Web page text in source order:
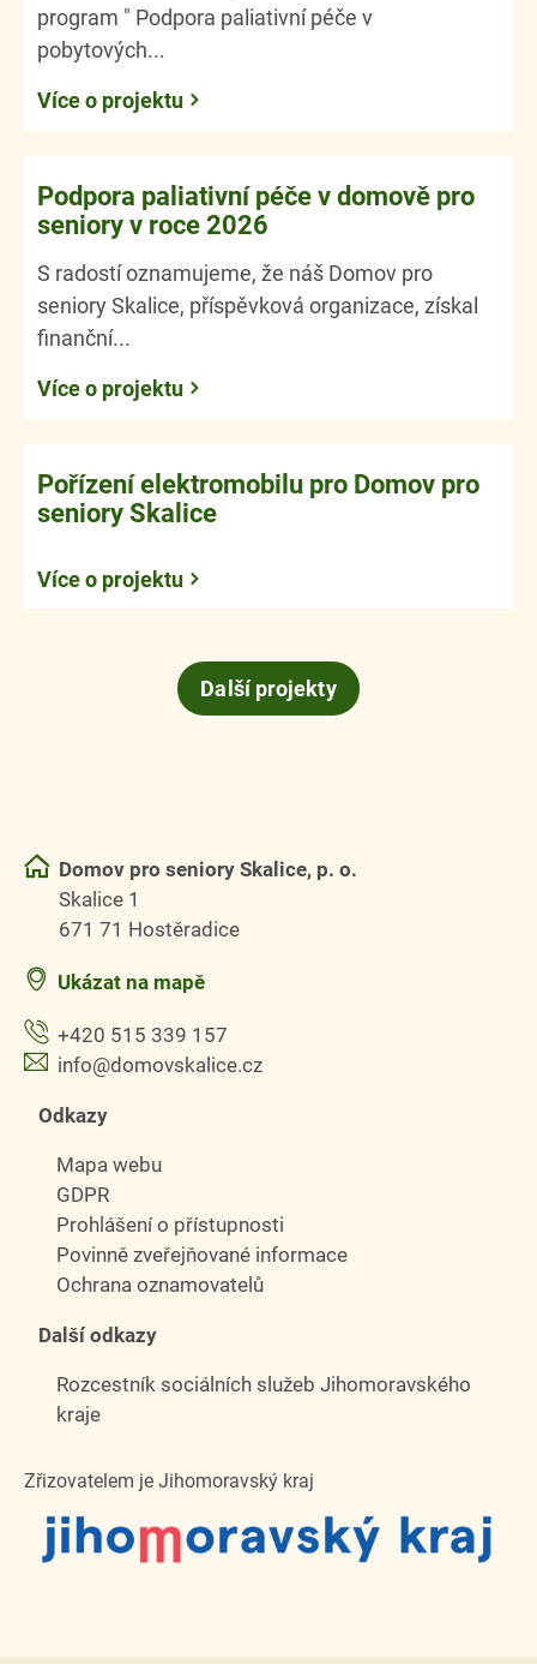
program " Podpora paliativní péče v
pobytových...
Více o projektu
Podpora paliativní péče v domově pro
seniory v roce 2026
S radostí oznamujeme, že náš Domov pro
seniory Skalice, příspěvková organizace, získal
finanční...
Více o projektu
Pořízení elektromobilu pro Domov pro
seniory Skalice
Více o projektu
Další projekty
Domov pro seniory Skalice, p. o.
Skalice 1
671 71 Hostěradice
Ukázat na mapě
+420 515 339 157
info@domovskalice.cz
Odkazy
Mapa webu
GDPR
Prohlášení o přístupnosti
Povinně zveřejňované informace
Ochrana oznamovatelů
Další odkazy
Rozcestník sociálních služeb Jihomoravského
kraje
Zřizovatelem je Jihomoravský kraj